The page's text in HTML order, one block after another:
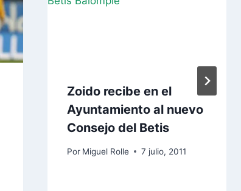
Zoido recibe en el
Ayuntamiento al nuevo
Consejo del Betis
Por Miguel Rolle 7 julio, 2011